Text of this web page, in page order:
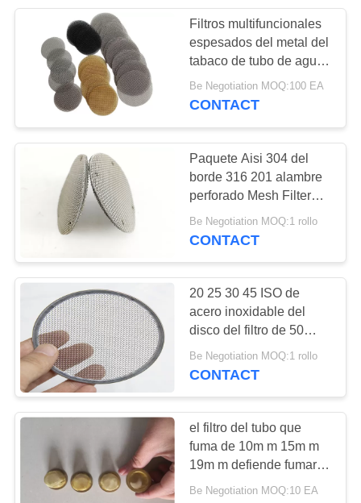
Cerca Wire
Tensioner de la
granja
51
Concertina del
alambre de la
maquinilla de afeitar
89
Malla metálica
decorativa
38
Filtros multifuncionales
espesados del metal del
tabaco de tubo de agua
de la cachimba
Be Negotiation MOQ:100 EA
CONTACT
Paquete Aisi 304 del
borde 316 201 alambre
perforado Mesh Filter
Disc
Be Negotiation MOQ:1 rollo
CONTACT
20 25 30 45 ISO de
acero inoxidable del
disco del filtro de 50
micrones con el borde
Be Negotiation MOQ:1 rollo
CONTACT
el filtro del tubo que
fuma de 10m m 15m m
19m m defiende fumar
apto Bongs
Be Negotiation MOQ:10 EA